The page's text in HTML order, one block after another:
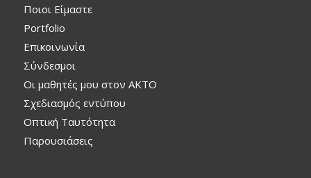
Ποιοι Είμαστε
Portfolio
Επικοινωνία
Σύνδεσμοι
Οι μαθητές μου στον ΑΚΤΟ
Σχεδιασμός εντύπου
Οπτική Ταυτότητα
Παρουσιάσεις